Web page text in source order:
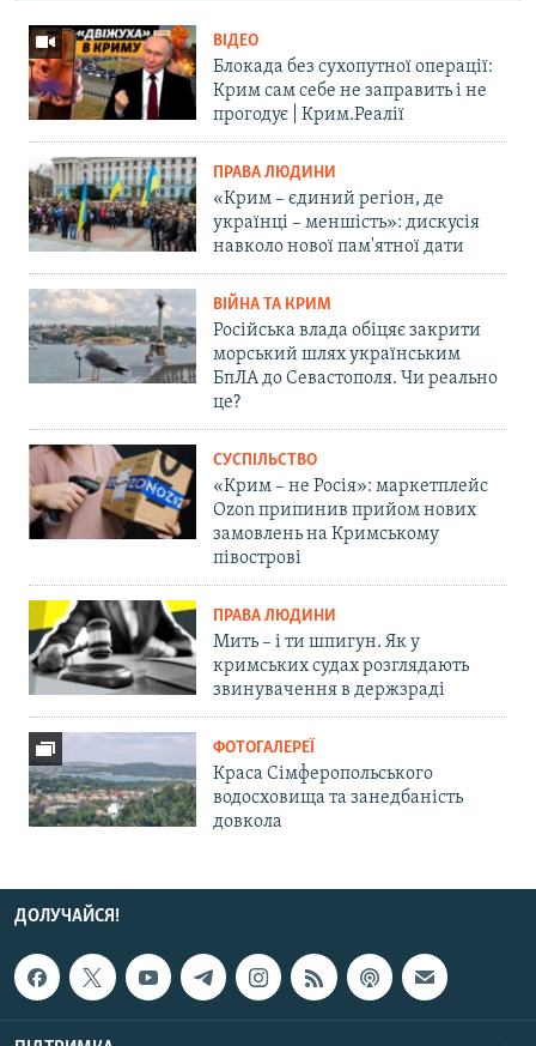
ВІДЕО
Блокада без сухопутної операції:
Крим сам себе не заправить і не
прогодує | Крим.Реалії
ПРАВА ЛЮДИНИ
«Крим – єдиний регіон, де
українці – меншість»: дискусія
навколо нової пам'ятної дати
ВІЙНА ТА КРИМ
Російська влада обіцяє закрити
морський шлях українським
БпЛА до Севастополя. Чи реально
це?
СУСПІЛЬСТВО
«Крим – не Росія»: маркетплейс
Ozon припинив прийом нових
замовлень на Кримському
півострові
ПРАВА ЛЮДИНИ
Мить – і ти шпигун. Як у
кримських судах розглядають
звинувачення в держзраді
ФОТОГАЛЕРЕЇ
Краса Сімферопольського
водосховища та занедбаність
довкола
ДОЛУЧАЙСЯ!